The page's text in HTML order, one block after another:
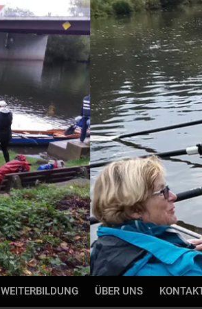
WEITERBILDUNG ÜBER UNS